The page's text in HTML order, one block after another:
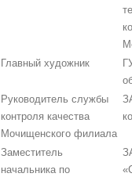
Главный художник
Руководитель службы
контроля качества
Мочищенского филиала
Заместитель
начальника по